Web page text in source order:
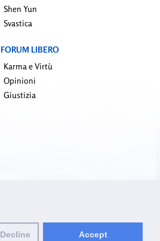
Shen Yun
Svastica
FORUM LIBERO
Karma e Virtù
Opinioni
Giustizia
Decline Accept